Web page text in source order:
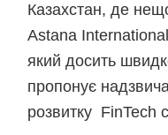
Казахстан, де
Astana
який досить
пропонує
розвитку FinTech